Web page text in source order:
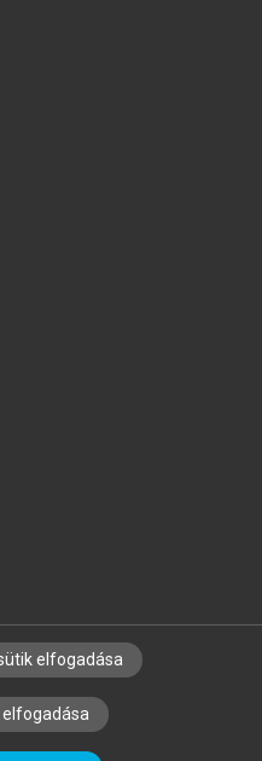
KÖNYVTÁROSOKNAK
ALAPELVEK
elfogadása